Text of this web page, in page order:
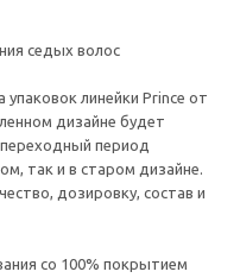
седых волос
линейки Prince от
дизайне будет
период
так и в старом дизайне.
дозировку, состав и
со 100% покрытием